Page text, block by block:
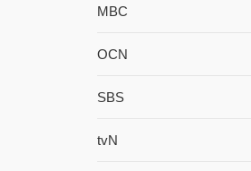
MBC
OCN
SBS
tvN